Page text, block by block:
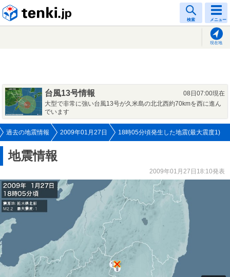
検索 メニュー
現在地
台風13号情報
08日07:00現在
大型で非常に強い台風13号が久米島の北北西約70kmを西に進ん
でいます
過去の地震情報 2009年01月27日 18時05分頃発生した地震(最大震度1)
地震情報
2009年01月27日18:10発表